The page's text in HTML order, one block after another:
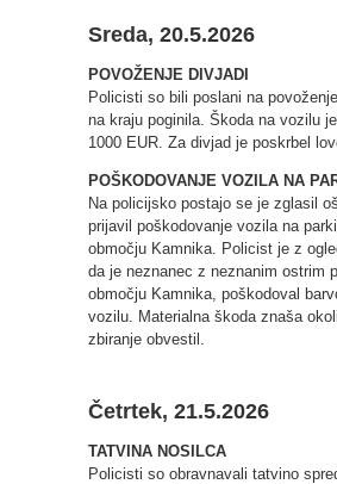
Sreda, 20.5.2026
POVOŽENJE DIVJADI
Policisti so bili poslani na
na kraju poginila. Škoda na vozilu
1000 EUR. Za divjad je poskrbel
POŠKODOVANJE VOZILA NA
Na policijsko postajo se je zglasil
prijavil poškodovanje vozila na
območju Kamnika. Policist je z
da je neznanec z neznanim ostrim
območju Kamnika, poškodoval
vozilu. Materialna škoda znaša
zbiranje obvestil.
Četrtek, 21.5.2026
TATVINA NOSILCA
Policisti so obravnavali tatvino